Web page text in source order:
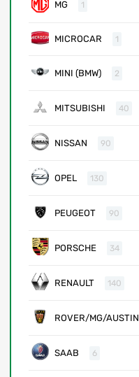
MG 1
MICROCAR 1
MINI (BMW) 2
MITSUBISHI 40
NISSAN 90
OPEL 130
PEUGEOT 90
PORSCHE 34
RENAULT 140
ROVER/MG/AUSTIN
SAAB 6